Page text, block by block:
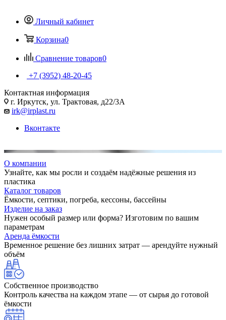
Личный кабинет
Корзина0
Сравнение товаров0
+7 (3952) 48-20-45
Контактная информация
г. Иркутск, ул. Трактовая, д22/3А
irk@irplast.ru
Вконтакте
О компании
Узнайте, как мы росли и создаём надёжные решения из
пластика
Каталог товаров
Ёмкости, септики, погреба, кессоны, бассейны
Изделие на заказ
Нужен особый размер или форма? Изготовим по вашим
параметрам
Аренда ёмкости
Временное решение без лишних затрат — арендуйте нужный
объём
Собственное производство
Контроль качества на каждом этапе — от сырья до готовой
ёмкости